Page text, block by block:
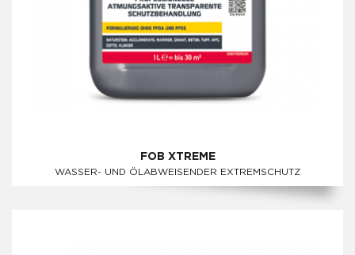
FOB XTREME
WASSER- UND ÖLABWEISENDER EXTREMSCHUTZ